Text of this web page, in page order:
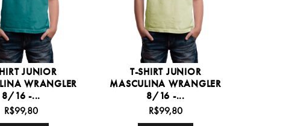
JUNIOR
WRANGLER
8/16 -...
R$99,80
T-SHIRT JUNIOR
MASCULINA WRANGLER
8/16 -...
R$99,80